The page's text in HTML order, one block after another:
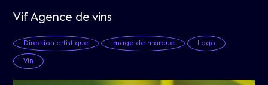
Vif Agence de vins
Direction artistique Image de marque Logo
Vin